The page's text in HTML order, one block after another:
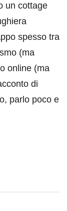
un cottage
spesso tra
(ma
online (ma
di
parlo poco e